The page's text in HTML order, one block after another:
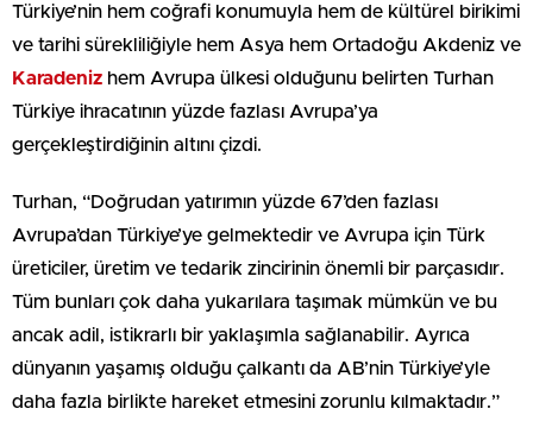
Türkiye’nin hem coğrafi konumuyla hem de kültürel birikimi
ve tarihi sürekliliğiyle hem Asya hem Ortadoğu Akdeniz ve
Karadeniz hem Avrupa ülkesi olduğunu belirten Turhan
Türkiye ihracatının yüzde fazlası Avrupa’ya
gerçekleştirdiğinin altını çizdi.
Turhan, “Doğrudan yatırımın yüzde 67’den fazlası
Avrupa’dan Türkiye’ye gelmektedir ve Avrupa için Türk
üreticiler, üretim ve tedarik zincirinin önemli bir parçasıdır.
Tüm bunları çok daha yukarılara taşımak mümkün ve bu
ancak adil, istikrarlı bir yaklaşımla sağlanabilir. Ayrıca
dünyanın yaşamış olduğu çalkantı da AB’nin Türkiye’yle
daha fazla birlikte hareket etmesini zorunlu kılmaktadır.”